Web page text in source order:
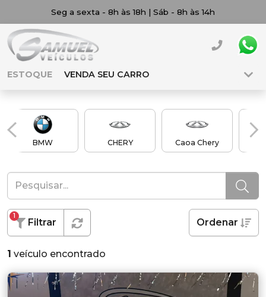
Seg a sexta - 8h às 18h | Sáb - 8h às 14h
ESTOQUE VENDA SEU CARRO
BMW CHERY Caoa Chery
Filtrar
1
Ordenar
1 veículo encontrado